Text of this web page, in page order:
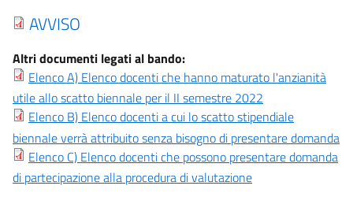
AVVISO
Altri documenti legati al bando:
Elenco A) Elenco docenti che hanno maturato l'anzianità
utile allo scatto biennale per il II semestre 2022
Elenco B) Elenco docenti a cui lo scatto stipendiale
biennale verrà attribuito senza bisogno di presentare domanda
Elenco C) Elenco docenti che possono presentare domanda
di partecipazione alla procedura di valutazione